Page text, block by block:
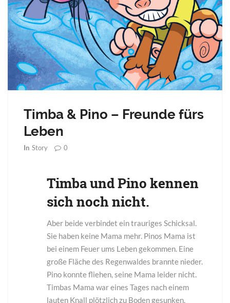
Timba & Pino – Freunde fürs
Leben
In Story 0
Timba und Pino kennen
sich noch nicht.
Aber beide verbindet ein trauriges Schicksal.
Sie haben keine Mama mehr. Pinos Mama ist
bei einem Feuer ums Leben gekommen. Eine
große Fläche des Regenwaldes brannte nieder.
Pino konnte fliehen, seine Mama leider nicht.
Timbas Mama war eines Tages nach einem
lauten Knall plötzlich zu Boden gesunken.